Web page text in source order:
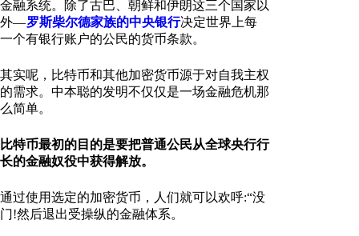
金融系统。除了古巴、朝鲜和伊朗这三个国家以
外—罗斯柴尔德家族的中央银行决定世界上每
一个有银行账户的公民的货币条款。
其实呢，比特币和其他加密货币源于对自我主权
的需求。中本聪的发明不仅仅是一场金融危机那
么简单。
比特币最初的目的是要把普通公民从全球央行行
长的金融奴役中获得解放。
通过使用选定的加密货币，人们就可以欢呼:“没
门!然后退出受操纵的金融体系。